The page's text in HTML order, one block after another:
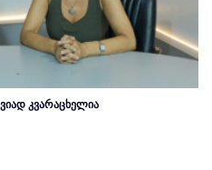
კვარაცხელია